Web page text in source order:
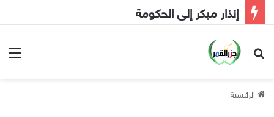
إنذار مبكر إلى الحكومة
بحث عن
الرئيسية